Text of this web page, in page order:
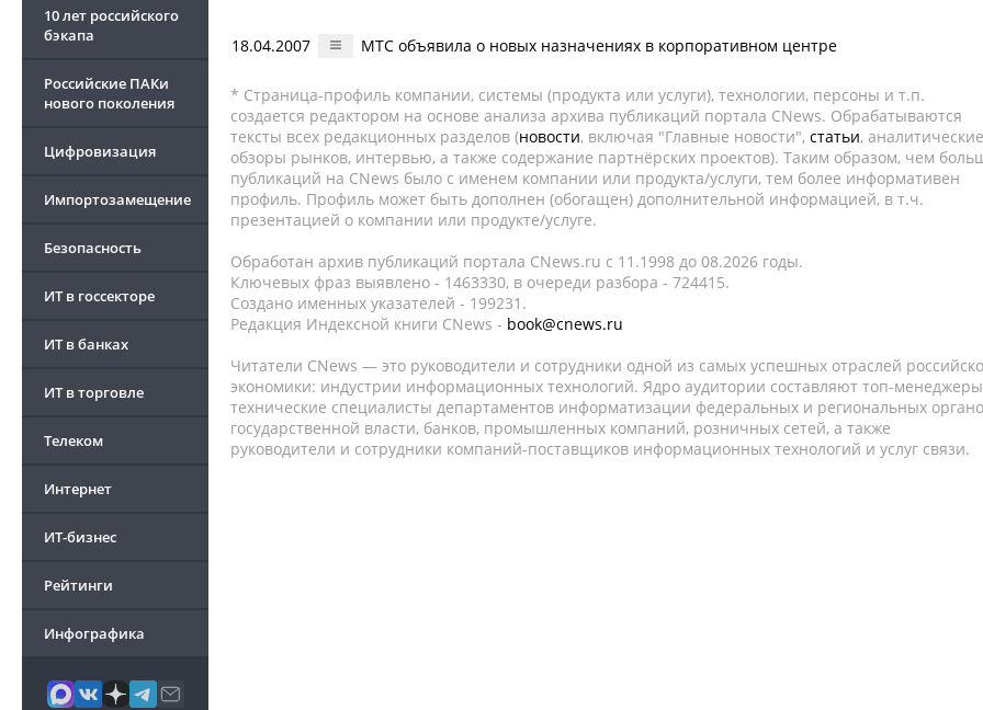
10 лет российского
бэкапа
Российские ПАКи
нового поколения
Цифровизация
Импортозамещение
Безопасность
ИТ в госсекторе
ИТ в банках
ИТ в торговле
Телеком
Интернет
ИТ-бизнес
Рейтинги
Инфографика
18.04.2007 МТС объявила о новых назначениях в корпоративном центре
* Страница-профиль компании, системы (продукта или услуги), технологии, персоны и т.п.
создается редактором на основе анализа архива публикаций портала CNews. Обрабатываются
тексты всех редакционных разделов (новости, включая "Главные новости", статьи, аналитические
обзоры рынков, интервью, а также содержание партнёрских проектов). Таким образом, чем
публикаций на CNews было с именем компании или продукта/услуги, тем более информативен
профиль. Профиль может быть дополнен (обогащен) дополнительной информацией, в т.ч.
презентацией о компании или продукте/услуге.
Обработан архив публикаций портала CNews.ru c 11.1998 до 08.2026 годы.
Ключевых фраз выявлено - 1463330, в очереди разбора - 724415.
Создано именных указателей - 199231.
Редакция Индексной книги CNews - book@cnews.ru
Читатели CNews — это руководители и сотрудники одной из самых успешных отраслей
экономики: индустрии информационных технологий. Ядро аудитории составляют топ-
технические специалисты департаментов информатизации федеральных и региональных
государственной власти, банков, промышленных компаний, розничных сетей, а также
руководители и сотрудники компаний-поставщиков информационных технологий и услуг связи.